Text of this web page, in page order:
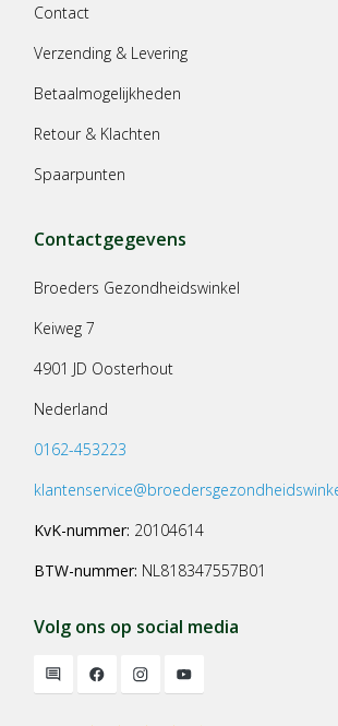
Contact
Verzending & Levering
Betaalmogelijkheden
Retour & Klachten
Spaarpunten
Contactgegevens
Broeders Gezondheidswinkel
Keiweg 7
4901 JD Oosterhout
Nederland
0162-453223
KvK-nummer: 20104614
BTW-nummer: NL818347557B01
Volg ons op social media